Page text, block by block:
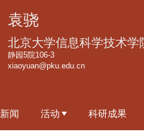
到
内
袁骁
北京大学信息科学技术学
静园5院106-3
xiaoyuan@pku.edu.cn
新闻 活动 科研成果